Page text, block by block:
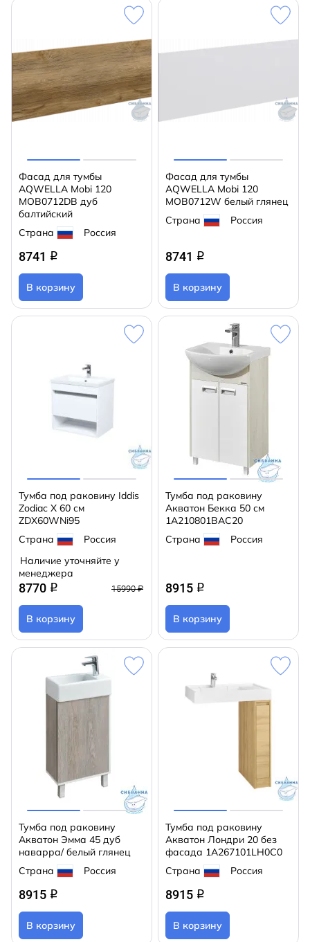
Фасад для тумбы
AQWELLA Mobi 120
MOB0712DB дуб
балтийский
Страна
Россия
8741 q
В корзину
Фасад для тумбы
AQWELLA Mobi 120
MOB0712W белый глянец
Страна
Россия
8741 q
В корзину
Тумба под раковину Iddis
Zodiac X 60 см
ZDX60WNi95
Страна
Россия
Наличие уточняйте у
менеджера
8770 q 15990 ₽
В корзину
Тумба под раковину
Акватон Бекка 50 см
1A210801BAC20
Страна
Россия
8915 q
В корзину
Тумба под раковину
Акватон Эмма 45 дуб
наварра/ белый глянец
Страна
Россия
8915 q
В корзину
Тумба под раковину
Акватон Лондри 20 без
фасада 1A267101LH0C0
Страна
Россия
8915 q
В корзину